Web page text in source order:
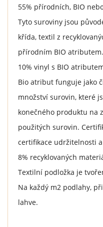
55% přírodních, BIO
Tyto suroviny jsou
křída, textil z
přírodním BIO atributem.
10% vinyl s BIO
Bio atribut funguje jako
množství surovin, které
konečného produktu na
použitých surovin.
certifikace udržitelnosti
8% recyklovaných
Textilní podložka je
Na každý m2 podlahy,
lahve.